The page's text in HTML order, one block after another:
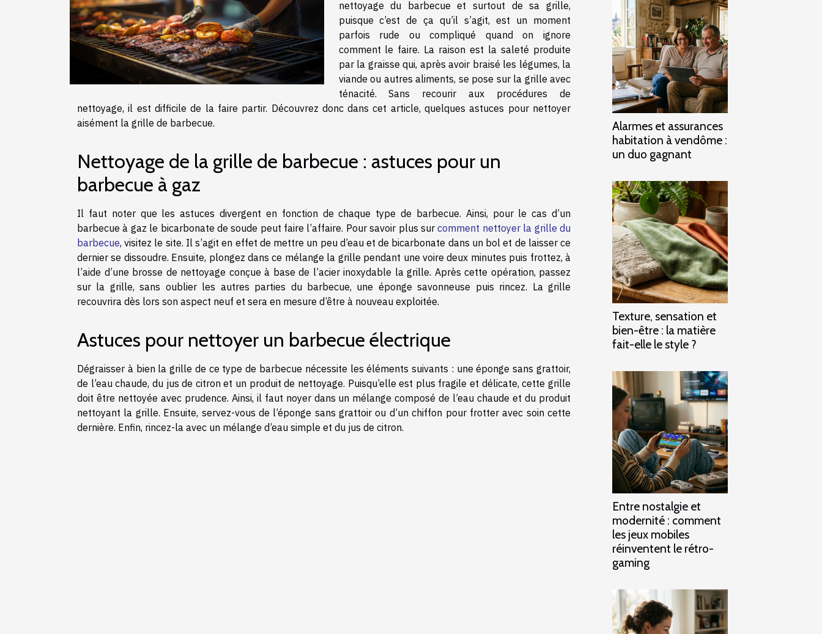
nettoyage du barbecue et surtout de sa grille,
puisque c’est de ça qu’il s’agit, est un moment
parfois rude ou compliqué quand on ignore
comment le faire. La raison est la saleté produite
par la graisse qui, après avoir braisé les légumes, la
viande ou autres aliments, se pose sur la grille avec
ténacité. Sans recourir aux procédures de
nettoyage, il est difficile de la faire partir. Découvrez donc dans cet article, quelques astuces pour nettoyer
aisément la grille de barbecue.
Nettoyage de la grille de barbecue : astuces pour un
barbecue à gaz
Il faut noter que les astuces divergent en fonction de chaque type de barbecue. Ainsi, pour le cas d’un
barbecue à gaz le bicarbonate de soude peut faire l’affaire. Pour savoir plus surcomment nettoyer la grille du
barbecue, visitez le site. Il s’agit en effet de mettre un peu d’eau et de bicarbonate dans un bol et de laisser ce
dernier se dissoudre. Ensuite, plongez dans ce mélange la grille pendant une voire deux minutes puis frottez, à
l’aide d’une brosse de nettoyage conçue à base de l’acier inoxydable la grille. Après cette opération, passez
sur la grille, sans oublier les autres parties du barbecue, une éponge savonneuse puis rincez. La grille
recouvrira dès lors son aspect neuf et sera en mesure d’être à nouveau exploitée.
Astuces pour nettoyer un barbecue électrique
Dégraisser à bien la grille de ce type de barbecue nécessite les éléments suivants : une éponge sans grattoir,
de l’eau chaude, du jus de citron et un produit de nettoyage. Puisqu’elle est plus fragile et délicate, cette grille
doit être nettoyée avec prudence. Ainsi, il faut noyer dans un mélange composé de l’eau chaude et du produit
nettoyant la grille. Ensuite, servez-vous de l’éponge sans grattoir ou d’un chiffon pour frotter avec soin cette
dernière. Enfin, rincez-la avec un mélange d’eau simple et du jus de citron.
Alarmes et assurances
habitation à vendôme :
un duo gagnant
Texture, sensation et
bien-être : la matière
fait-elle le style ?
Entre nostalgie et
modernité : comment
les jeux mobiles
réinventent le rétro-
gaming